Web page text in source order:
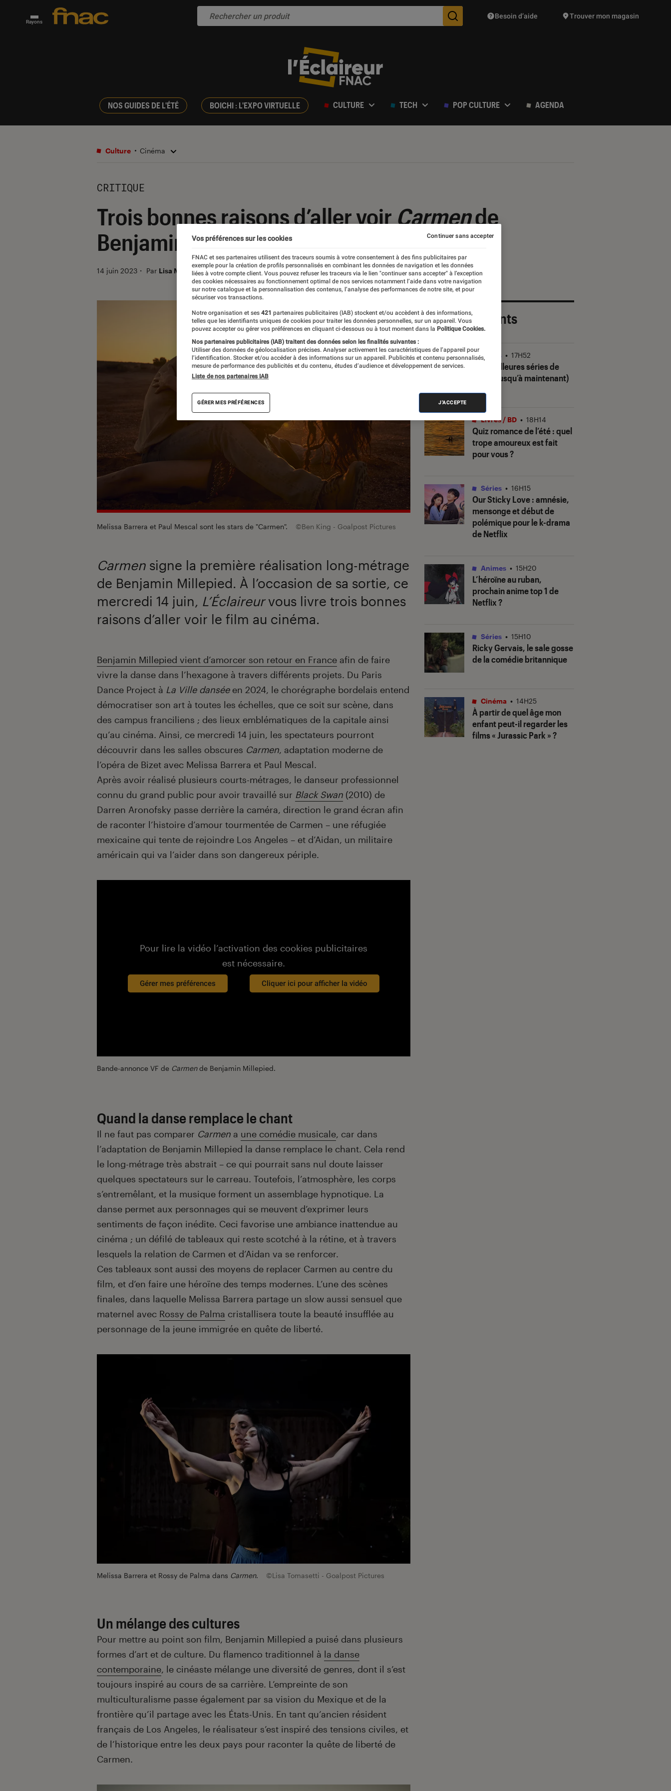
Rayons Des suggestions de produits vont vous être proposées
Besoin d’aide Trouver mon magasin
NOS GUIDES DE L'ÉTÉ BOICHI : L'EXPO VIRTUELLE CULTURE TECH POP CULTURE AGENDA
Culture Cinéma
CRITIQUE
Trois bonnes raisons d’aller voirCarmende
Benjamin Millepied
14 juin 2023 ・ Par Lisa Muratore
Melissa Barrera et Paul Mescal sont les stars de "Carmen". ©Ben King - Goalpost Pictures
Carmen signe la première réalisation long-métrage
de Benjamin Millepied. À l’occasion de sa sortie, ce
mercredi 14 juin, L’Éclaireurvous livre trois bonnes
raisons d’aller voir le film au cinéma.
Introduction
Benjamin Millepied vient d’amorcer son retour en France afin de faire
vivre la danse dans l’hexagone à travers différents projets. Du Paris
Dance Project à La Ville danséeen 2024, le chorégraphe bordelais entend
démocratiser son art à toutes les échelles, que ce soit sur scène, dans
des campus franciliens ; des lieux emblématiques de la capitale ainsi
qu’au cinéma. Ainsi, ce mercredi 14 juin, les spectateurs pourront
découvrir dans les salles obscures Carmen, adaptation moderne de
l’opéra de Bizet avec Melissa Barrera et Paul Mescal.
Après avoir réalisé plusieurs courts-métrages, le danseur professionnel
connu du grand public pour avoir travaillé sur Black Swan (2010) de
Darren Aronofsky passe derrière la caméra, direction le grand écran afin
de raconter l’histoire d’amour tourmentée de Carmen – une réfugiée
mexicaine qui tente de rejoindre Los Angeles – et d’Aidan, un militaire
américain qui va l’aider dans son dangereux périple.
Pour lire la vidéo l’activation des cookies publicitaires
est nécessaire.
Gérer mes préférences Cliquer ici pour afficher la vidéo
Bande-annonce VF de Carmende Benjamin Millepied.
Quand la danse remplace le chant
Il ne faut pas comparer Carmen a une comédie musicale, car dans
l’adaptation de Benjamin Millepied la danse remplace le chant. Cela rend
le long-métrage très abstrait – ce qui pourrait sans nul doute laisser
quelques spectateurs sur le carreau. Toutefois, l’atmosphère, les corps
s’entremêlant, et la musique forment un assemblage hypnotique. La
danse permet aux personnages qui se meuvent d’exprimer leurs
sentiments de façon inédite. Ceci favorise une ambiance inattendue au
cinéma ; un défilé de tableaux qui reste scotché à la rétine, et à travers
lesquels la relation de Carmen et d’Aidan va se renforcer.
Ces tableaux sont aussi des moyens de replacer Carmen au centre du
film, et d’en faire une héroïne des temps modernes. L’une des scènes
finales, dans laquelle Melissa Barrera partage un slow aussi sensuel que
maternel avec Rossy de Palma cristallisera toute la beauté insufflée au
personnage de la jeune immigrée en quête de liberté.
Melissa Barrera et Rossy de Palma dans Carmen. ©Lisa Tomasetti - Goalpost Pictures
Un mélange des cultures
Pour mettre au point son film, Benjamin Millepied a puisé dans plusieurs
formes d’art et de culture. Du flamenco traditionnel à la danse
contemporaine, le cinéaste mélange une diversité de genres, dont il s’est
toujours inspiré au cours de sa carrière. L’empreinte de son
multiculturalisme passe également par sa vision du Mexique et de la
frontière qu’il partage avec les États-Unis. En tant qu’ancien résident
français de Los Angeles, le réalisateur s’est inspiré des tensions civiles, et
de l’historique entre les deux pays pour raconter la quête de liberté de
Carmen.
Les plus récents
Les meilleures séries de
2026 (jusqu’à maintenant)
Séries • 17H52
Quiz romance de l’été : quel
trope amoureux est fait
pour vous ?
Livres / BD • 18H14
Our Sticky Love: amnésie,
mensonge et début de
polémique pour le k-drama
de Netflix
Séries • 16H15
L’héroïne au ruban,
prochain anime top 1 de
Netflix ?
Animes • 15H20
Ricky Gervais, le sale gosse
de la comédie britannique
Séries • 15H10
À partir de quel âge mon
enfant peut-il regarder les
films « Jurassic Park » ?
Cinéma • 14H25
Vos préférences sur les cookies
FNAC et ses partenaires utilisent des traceurs soumis à votre consentement à des fins publicitaires par
exemple pour la création de profils personnalisés en combinant les données de navigation et les données
liées à votre compte client. Vous pouvez refuser les traceurs via le lien "continuer sans accepter" à l’exception
des cookies nécessaires au fonctionnement optimal de nos services notamment l’aide dans votre navigation
sur notre catalogue et la personnalisation des contenus, l’analyse des performances de notre site, et pour
sécuriser vos transactions.
Notre organisation et ses 421 partenaires publicitaires (IAB) stockent et/ou accèdent à des informations,
telles que les identifiants uniques de cookies pour traiter les données personnelles, sur un appareil. Vous
pouvez accepter ou gérer vos préférences en cliquant ci-dessous ou à tout moment dans la Politique Cookies.
Nos partenaires publicitaires (IAB) traitent des données selon les finalités suivantes :
Utiliser des données de géolocalisation précises. Analyser activement les caractéristiques de l’appareil pour
l’identification. Stocker et/ou accéder à des informations sur un appareil. Publicités et contenu personnalisés,
mesure de performance des publicités et du contenu, études d’audience et développement de services.
Liste de nos partenaires IAB
GÉRER MES PRÉFÉRENCES J'ACCEPTE
Continuer sans accepter